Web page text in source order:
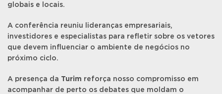
globais e locais.
A conferência reuniu lideranças empresariais,
investidores e especialistas para refletir sobre os vetores
que devem influenciar o ambiente de negócios no
próximo ciclo.
A presença da Turim reforça nosso compromisso em
acompanhar de perto os debates que moldam o